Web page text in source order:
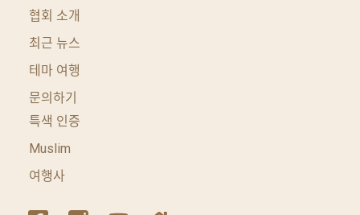
협회 소개
최근 뉴스
테마 여행
문의하기
특색 인증
Muslim
여행사